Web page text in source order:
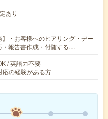
あり
】・お客様へのヒアリング・デー
・報告書作成・付随する…
/ 英語力不要
の経験がある方